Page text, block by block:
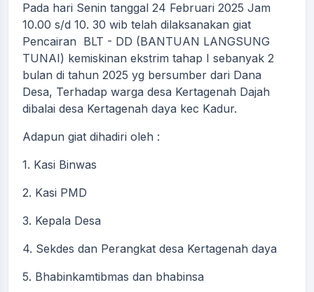
Pada hari Senin tanggal 24 Februari 2025 Jam
10.00 s/d 10. 30 wib telah dilaksanakan giat
Pencairan BLT - DD (BANTUAN LANGSUNG
TUNAI) kemiskinan ekstrim tahap I sebanyak 2
bulan di tahun 2025 yg bersumber dari Dana
Desa, Terhadap warga desa Kertagenah Dajah
dibalai desa Kertagenah daya kec Kadur.
Adapun giat dihadiri oleh :
1. Kasi Binwas
2. Kasi PMD
3. Kepala Desa
4. Sekdes dan Perangkat desa Kertagenah daya
5. Bhabinkamtibmas dan bhabinsa